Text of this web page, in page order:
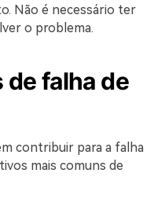
Não é necessário ter
o problema.
falha de
contribuir para a falha
mais comuns de